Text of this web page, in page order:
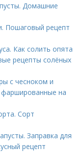
Домашние
Пошаговый рецепт
Как солить опята
рецепты солёных
с чесноком и
на
Сорт
Заправка для
рецепт